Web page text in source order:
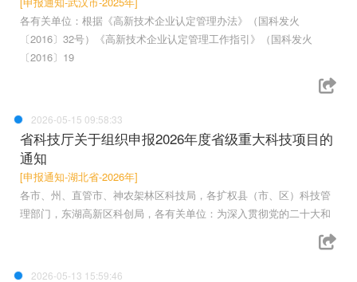
各有关单位：根据《高新技术企业认定管理办法》（国科发火
〔2016〕32号）《高新技术企业认定管理工作指引》（国科发火
〔2016〕19
2026-05-15 09:58:33
省科技厅关于组织申报2026年度省级重大科技项目的
通知
[申报通知-湖北省-2026年]
各市、州、直管市、神农架林区科技局，各扩权县（市、区）科技管
理部门，东湖高新区科创局，各有关单位：为深入贯彻党的二十大和
2026-05-13 15:59:46